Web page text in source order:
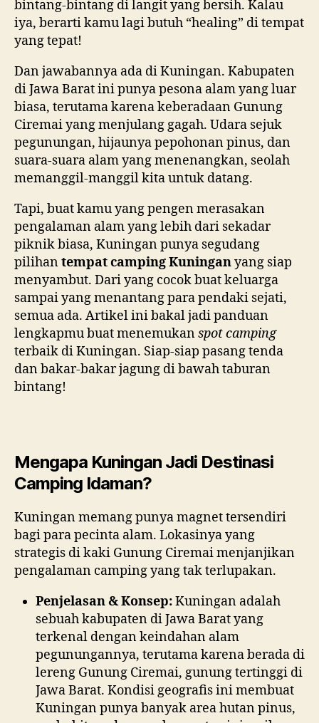
A
L
V
E
bintang-bintang di langit yang bersih. Kalau
iya, berarti kamu lagi butuh “healing” di tempat
yang tepat!
Dan jawabannya ada di Kuningan. Kabupaten
di Jawa Barat ini punya pesona alam yang luar
biasa, terutama karena keberadaan Gunung
Ciremai yang menjulang gagah. Udara sejuk
pegunungan, hijaunya pepohonan pinus, dan
suara-suara alam yang menenangkan, seolah
memanggil-manggil kita untuk datang.
Tapi, buat kamu yang pengen merasakan
pengalaman alam yang lebih dari sekadar
piknik biasa, Kuningan punya segudang
pilihantempat camping Kuninganyang siap
menyambut. Dari yang cocok buat keluarga
sampai yang menantang para pendaki sejati,
semua ada.
D
E
W
d
a
t
a
r
Artikel ini bakal jadi panduan
lengkapmu buat menemukanspot camping
terbaik di Kuningan. Siap-siap pasang tenda
dan bakar-bakar jagung di bawah taburan
bintang!
Mengapa Kuningan Jadi Destinasi
Camping Idaman?
Kuningan memang punya magnet tersendiri
bagi para pecinta alam. Lokasinya yang
strategis di kaki Gunung Ciremai menjanjikan
pengalaman camping yang tak terlupakan.
Penjelasan & Konsep:Kuningan adalah
sebuah kabupaten di Jawa Barat yang
terkenal dengan keindahan alam
pegunungannya, terutama karena berada di
lereng Gunung Ciremai, gunung tertinggi di
Jawa Barat. Kondisi geografis ini membuat
Kuningan punya banyak area hutan pinus,